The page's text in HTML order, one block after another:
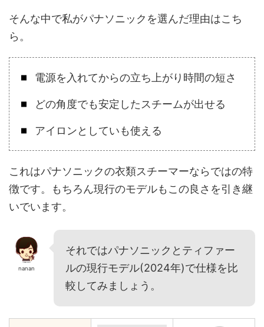
そんな中で私がパナソニックを選んだ理由はこち
ら。
電源を入れてからの立ち上がり時間の短さ
どの角度でも安定したスチームが出せる
アイロンとしていも使える
これはパナソニックの衣類スチーマーならではの特
徴です。もちろん現行のモデルもこの良さを引き継
いでいます。
nanan
それではパナソニックとティファー
ルの現行モデル(2024年)で仕様を比
較してみましょう。